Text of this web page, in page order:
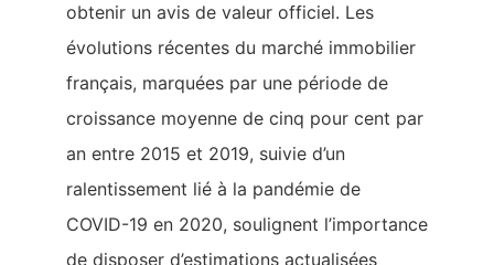
obtenir un avis de valeur officiel. Les
évolutions récentes du marché immobilier
français, marquées par une période de
croissance moyenne de cinq pour cent par
an entre 2015 et 2019, suivie d’un
ralentissement lié à la pandémie de
COVID-19 en 2020, soulignent l’importance
de disposer d’estimations actualisées